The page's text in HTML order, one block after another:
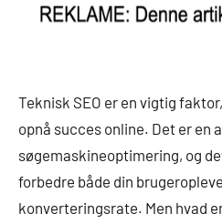
Teknisk SEO er en vigtig
opnå succes online. Det er en
søgemaskineoptimering, og
forbedre både din
konverteringsrate. Men hvad